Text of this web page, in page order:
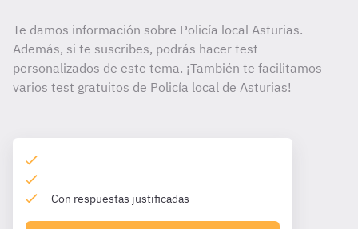
Te damos información sobre Policía local Asturias.
Además, si te suscribes, podrás hacer test
personalizados de este tema. ¡También te facilitamos
varios test gratuitos de Policía local de Asturias!
Con respuestas justificadas